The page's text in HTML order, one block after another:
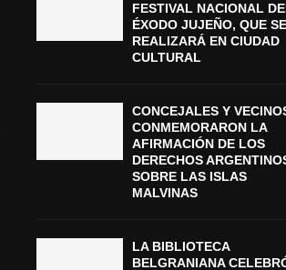
FESTIVAL NACIONAL
ÉXODO JUJEÑO, QUE SE
REALIZARÁ EN CIUDAD
CULTURAL
CONCEJALES Y
CONMEMORARON LA
AFIRMACIÓN DE LOS
DERECHOS
SOBRE LAS ISLAS
MALVINAS
LA BIBLIOTECA
BELGRANIANA